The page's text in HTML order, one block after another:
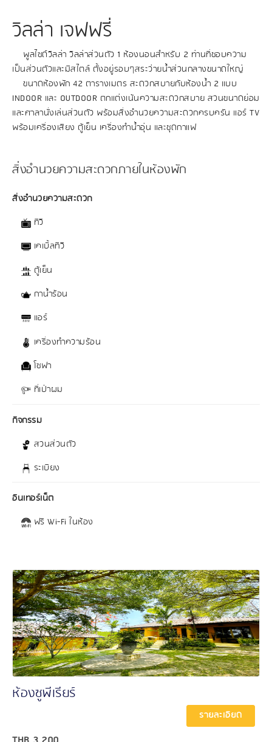
วิลล่า เจฟฟรี่
พูลไซด์วิลล่า วิลล่าส่วนตัว 1 ห้องนอนสำหรับ 2 ท่านที่ชอบความ
เป็นส่วนตัวและมีสไตล์ ตั้งอยู่รอบๆสระว่ายน้ำส่วนกลางขนาดใหญ่
ขนาดห้องพัก 42 ตารางเมตร สะดวกสบายกับห้องน้ำ 2 แบบ
INDOOR และ OUTDOOR ตกแต่งเน้นความสะดวกสบาย สวนขนาดย่อม
และศาลานั่งเล่นส่วนตัว พร้อมสิ่งอำนวยความสะดวกครบครัน แอร์ TV
พร้อมเครื่องเสียง ตู้เย็น เครื่องทำน้ำอุ่น และชุดกาแฟ
สิ่งอำนวยความสะดวกภายในห้องพัก
สิ่งอำนวยความสะดวก
ทีวี
เคเบิ้ลทีวี
ตู้เย็น
กาน้ำร้อน
แอร์
เครื่องทำความร้อน
โซฟา
ที่เป่าผม
กิจกรรม
สวนส่วนตัว
ระเบียง
อินเทอร์เน็ต
ฟรี Wi-Fi ในห้อง
ห้องซูพีเรียร์
รายละเอียด